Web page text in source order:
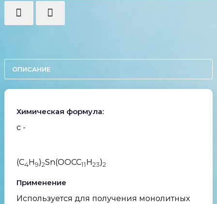
ОПИСАНИЕ
Химическая формула:
с -
(C4H9)2Sn(OOC­C11H23)2
Применение
Используется для получения монолитных